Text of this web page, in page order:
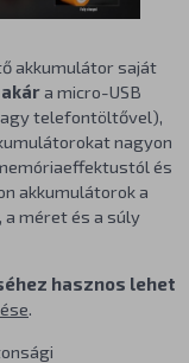
akkumulátor saját
akára micro-USB
telefontöltővel),
nagyon
és
akkumulátorok a
méret és a súly
hasznos lehet
.